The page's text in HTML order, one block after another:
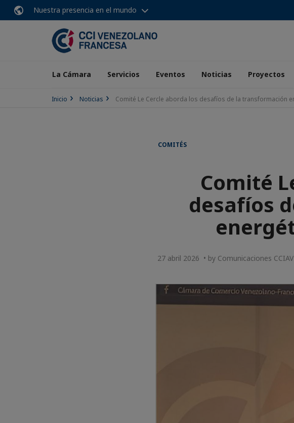
Nuestra presencia en el mundo
La Cámara Servicios Eventos Noticias Proyectos
Inicio Noticias Comité Le Cercle aborda los desafíos de la transformación
COMITÉS
Comité
desafíos
27 abril 2026 • by Comunicaciones